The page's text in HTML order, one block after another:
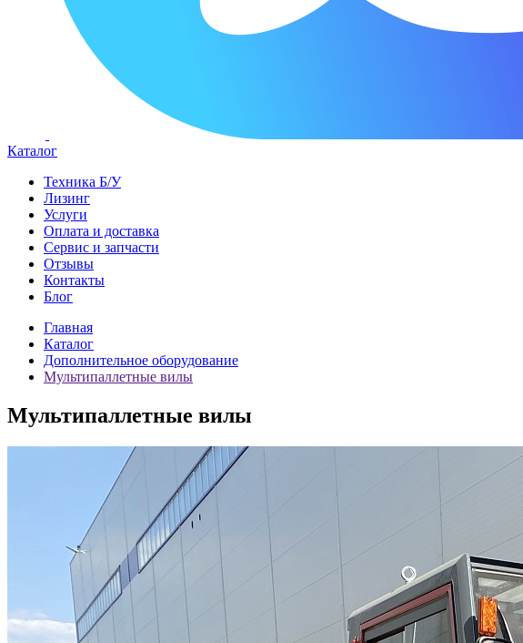
Каталог
Техника Б/У
Лизинг
Услуги
Оплата и доставка
Сервис и запчасти
Отзывы
Контакты
Блог
Главная
Каталог
Дополнительное оборудование
Мультипаллетные вилы
Мультипаллетные вилы